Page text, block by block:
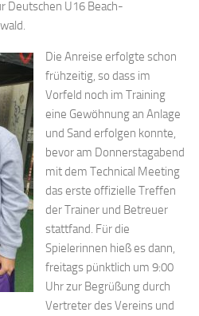
Deutschen U16 Beach-
Die Anreise erfolgte schon
frühzeitig, so dass im
Vorfeld noch im Training
eine Gewöhnung an Anlage
und Sand erfolgen konnte,
bevor am Donnerstagabend
mit dem Technical Meeting
das erste offizielle Treffen
der Trainer und Betreuer
stattfand. Für die
Spielerinnen hieß es dann,
freitags pünktlich um 9:00
Uhr zur Begrüßung durch
Vertreter des Vereins und